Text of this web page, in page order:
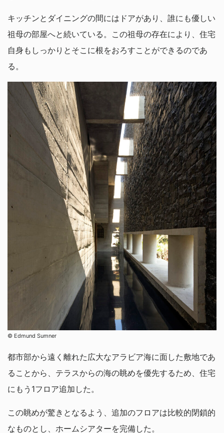
キッチンとダイニングの間にはドアがあり、誰にも優しい
祖母の部屋へと続いている。この祖母の存在により、住宅
自身もしっかりとそこに根をおろすことができるのであ
る。
© Edmund Sumner
都市部から遠く離れた広大なアラビア海に面した敷地であ
ることから、テラスからの海の眺めを優先するため、住宅
にもう1フロア追加した。
この眺めが驚きとなるよう、追加のフロアは比較的閉鎖的
なものとし、ホームシアターを完備した。